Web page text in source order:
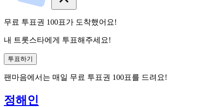
무료 투표권 100표가 도착했어요!
내 트롯스타에게 투표해주세요!
투표하기
팬마음에서는 매일 무료 투표권 100표를 드려요!
정해인